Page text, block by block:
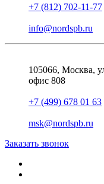
+7 (812) 702-11-77
info@nordspb.ru
105066, Москва,
офис 808
+7 (499) 678 01 63
msk@nordspb.ru
Заказать звонок